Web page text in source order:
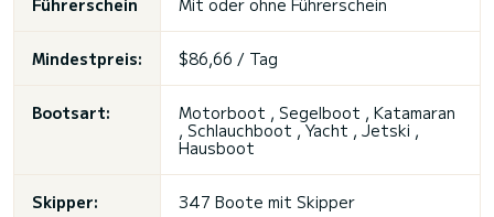
Führerschein Mit oder ohne Führerschein
Mindestpreis: $86,66 / Tag
Bootsart:
Motorboot , Segelboot , Katamaran
, Schlauchboot , Yacht , Jetski ,
Hausboot
Skipper: 347 Boote mit Skipper